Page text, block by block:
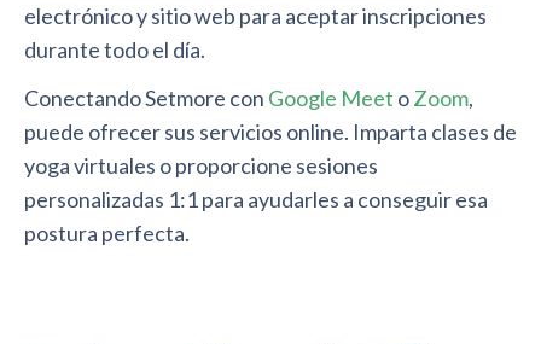
electrónico y sitio web para aceptar inscripciones
durante todo el día.
Conectando Setmore con Google Meet oZoom,
puede ofrecer sus servicios online. Imparta clases de
yoga virtuales o proporcione sesiones
personalizadas 1:1 para ayudarles a conseguir esa
postura perfecta.